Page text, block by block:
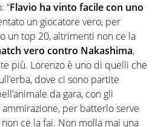
“Flavio ha vinto facile con uno
un giocatore vero, per
un top 20, altrimenti non ce la
vero contro Nakashima,
più. Lorenzo è uno di quelli che
dove ci sono partite
da gara, con gli
per batterlo serve
ce la fai. Non molla mai una